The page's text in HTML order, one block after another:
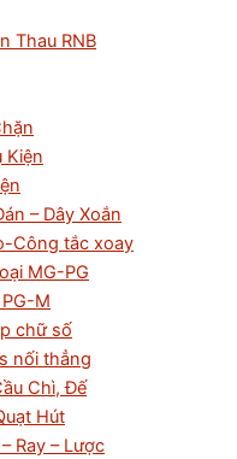
Thau RNB
Kiện
– Dây Xoắn
Công tắc xoay
MG-PG
M
chữ số
nối thẳng
Chì, Đế
Hút
Ray – Lược